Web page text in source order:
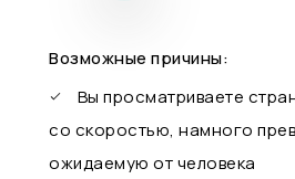
Возможные причины:
Вы просматриваете
со скоростью, намного
ожидаемую от человека